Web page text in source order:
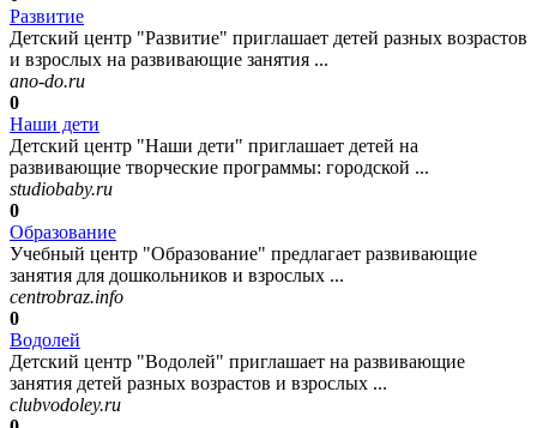
Развитие
Детский центр "Развитие" приглашает детей разных возрастов
и взрослых на развивающие занятия ...
ano-do.ru
0
Наши дети
Детский центр "Наши дети" приглашает детей на
развивающие творческие программы: городской ...
studiobaby.ru
0
Образование
Учебный центр "Образование" предлагает развивающие
занятия для дошкольников и взрослых ...
centrobraz.info
0
Водолей
Детский центр "Водолей" приглашает на развивающие
занятия детей разных возрастов и взрослых ...
clubvodoley.ru